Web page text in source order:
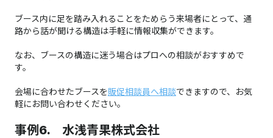
ブース内に足を踏み入れることをためらう来場者にとって、通
路から話が聞ける構造は手軽に情報収集ができます。
なお、ブースの構造に迷う場合はプロへの相談がおすすめで
す。
会場に合わせたブースを販促相談員へ相談できますので、お気
軽にお問い合わせください。
事例6. 水浅青果株式会社